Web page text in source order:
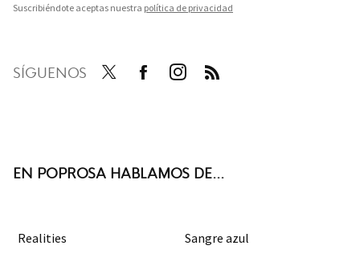
Suscribiéndote aceptas nuestra política de privacidad
SÍGUENOS
EN POPROSA HABLAMOS DE...
Realities Sangre azul